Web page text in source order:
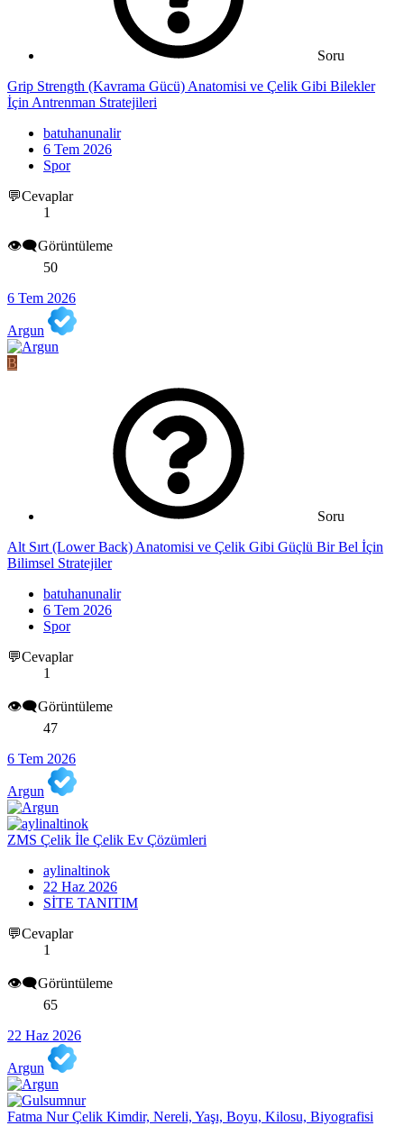
Soru
Grip Strength (Kavrama Gücü) Anatomisi ve Çelik Gibi Bilekler
İçin Antrenman Stratejileri
batuhanunalir
6 Tem 2026
Spor
💬Cevaplar
1
👁️‍🗨️Görüntüleme
50
6 Tem 2026
Argun
B
Soru
Alt Sırt (Lower Back) Anatomisi ve Çelik Gibi Güçlü Bir Bel İçin
Bilimsel Stratejiler
batuhanunalir
6 Tem 2026
Spor
💬Cevaplar
1
👁️‍🗨️Görüntüleme
47
6 Tem 2026
Argun
ZMS Çelik İle Çelik Ev Çözümleri
aylinaltinok
22 Haz 2026
SİTE TANITIM
💬Cevaplar
1
👁️‍🗨️Görüntüleme
65
22 Haz 2026
Argun
Fatma Nur Çelik Kimdir, Nereli, Yaşı, Boyu, Kilosu, Biyografisi